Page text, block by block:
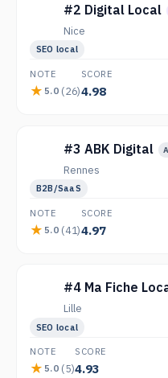
#2 Digital Local
Nice
SEO local
NOTE
5.0 (26)
SCORE
4.98
#3 ABK Digital
Rennes
B2B/SaaS
NOTE
5.0 (41)
SCORE
4.97
#4 Ma Fiche
Lille
SEO local
NOTE
5.0 (5)
SCORE
4.93